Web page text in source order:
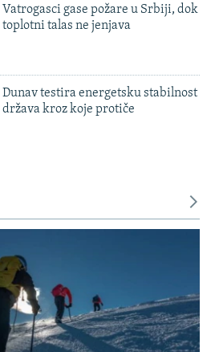
Vatrogasci gase požare u Srbiji, dok
toplotni talas ne jenjava
Dunav testira energetsku stabilnost
država kroz koje protiče